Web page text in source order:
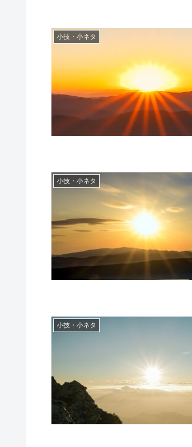
小技・小ネタ
小技・小ネタ
小技・小ネタ